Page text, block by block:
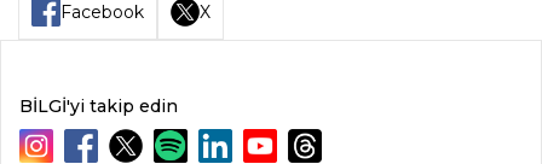
Facebook X
BİLGİ'yi takip edin